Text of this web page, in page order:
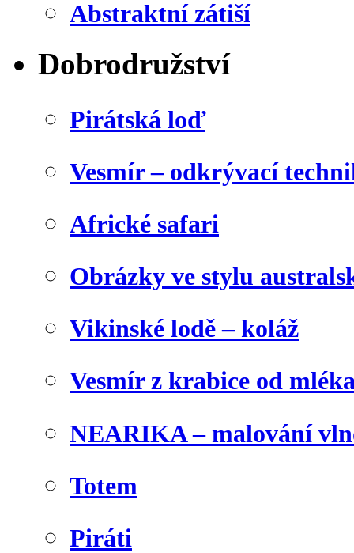
Abstraktní zátiší
Dobrodružství
Pirátská loď
Vesmír – odkrývací
Africké safari
Obrázky ve stylu
Vikinské lodě – koláž
Vesmír z krabice od
NEARIKA – malování
Totem
Piráti